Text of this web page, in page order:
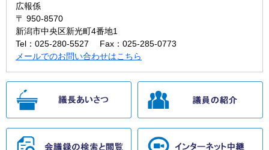
広報係
〒 950-8570
新潟市中央区新光町4番地1
Tel：025-280-5527
Fax：025-285-0773
メールでのお問い合わせはこちら